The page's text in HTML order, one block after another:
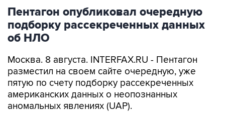
Пентагон опубликовал очередную
подборку рассекреченных данных
об НЛО
Москва. 8 августа. INTERFAX.RU - Пентагон
разместил на своем сайте очередную, уже
пятую по счету подборку рассекреченных
американских данных о неопознанных
аномальных явлениях (UAP).